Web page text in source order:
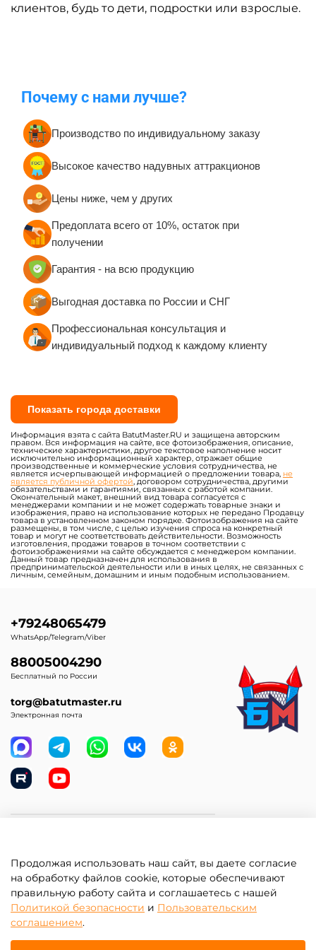
клиентов, будь то дети, подростки или взрослые.
Почему с нами лучше?
Производство по индивидуальному заказу
Высокое качество надувных аттракционов
Цены ниже, чем у других
Предоплата всего от 10%, остаток при
получении
Гарантия - на всю продукцию
Выгодная доставка по России и СНГ
Профессиональная консультация и
индивидуальный подход к каждому клиенту
Показать города доставки
Информация взята с сайта BatutMaster.RU и защищена авторским
правом. Вся информация на сайте, все фотоизображения, описание,
технические характеристики, другое текстовое наполнение носит
исключительно информационный характер, отражает общие
производственные и коммерческие условия сотрудничества, не
является исчерпывающей информацией о предложении товара, не
является публичной офертой, договором сотрудничества, другими
обязательствами и гарантиями, связанных с работой компании.
Окончательный макет, внешний вид товара согласуется с
менеджерами компании и не может содержать товарные знаки и
изображения, право на использование которых не передано Продавцу
товара в установленном законом порядке. Фотоизображения на сайте
размещены, в том числе, с целью изучения спроса на конкретный
товар и могут не соответствовать действительности. Возможность
изготовления, продажи товаров в точном соответствии с
фотоизображениями на сайте обсуждается с менеджером компании.
Данный товар предназначен для использования в
предпринимательской деятельности или в иных целях, не связанных с
личным, семейным, домашним и иным подобным использованием.
Клиентам
Информация
+79248065479
WhatsApp/Telegram/Viber
88005004290
Бесплатный по России
torg@batutmaster.ru
Электронная почта
Продолжая использовать наш сайт, вы даете согласие
на обработку файлов cookie, которые обеспечивают
правильную работу сайта и соглашаетесь с нашей
Политикой безопасности и Пользовательским
соглашением.